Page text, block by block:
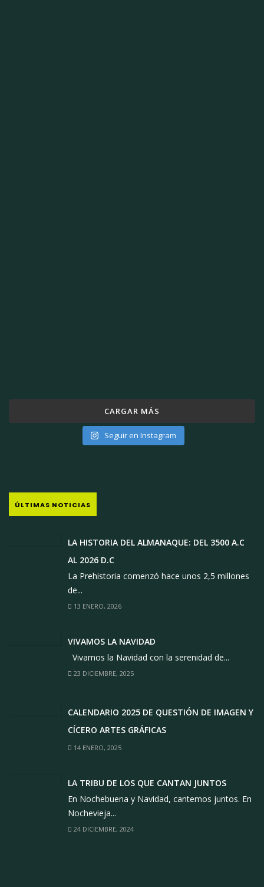
CARGAR MÁS
Seguir en Instagram
ÚLTIMAS NOTICIAS
LA HISTORIA DEL ALMANAQUE: DEL 3500 A.C
AL 2026 D.C
La Prehistoria comenzó hace unos 2,5 millones
de...
13 ENERO, 2026
VIVAMOS LA NAVIDAD
Vivamos la Navidad con la serenidad de...
23 DICIEMBRE, 2025
CALENDARIO 2025 DE QUESTIÓN DE IMAGEN Y
CÍCERO ARTES GRÁFICAS
14 ENERO, 2025
LA TRIBU DE LOS QUE CANTAN JUNTOS
En Nochebuena y Navidad, cantemos juntos. En
Nochevieja...
24 DICIEMBRE, 2024